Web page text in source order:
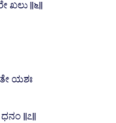
ಖಲು ||೬||
ಯಶಃ
||೭||